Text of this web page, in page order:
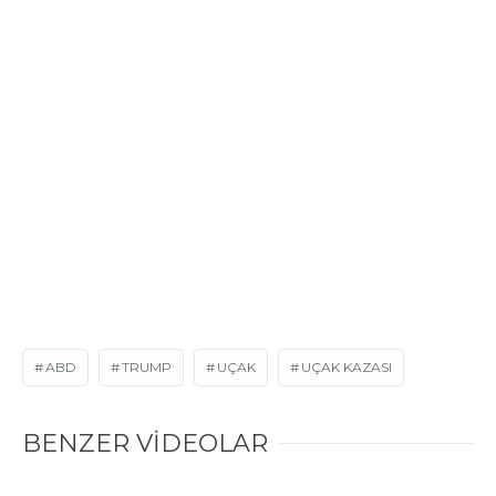
ABD TRUMP UÇAK UÇAK KAZASI
BENZER VİDEOLAR